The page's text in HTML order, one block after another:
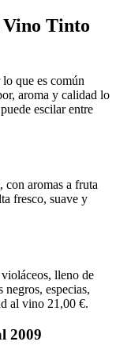
Vino Tinto
que es común
aroma y calidad lo
escilar entre
aromas a fruta
fresco, suave y
lleno de
especias,
al vino 21,00 €.
2009